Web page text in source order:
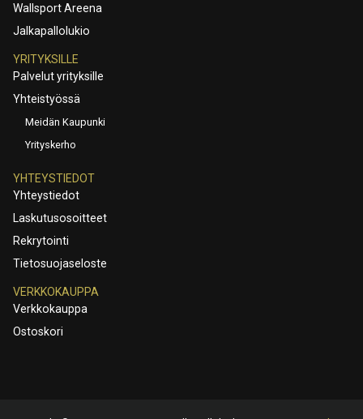
Wallsport Areena
Jalkapallolukio
YRITYKSILLE
Palvelut yrityksille
Yhteistyössä
Meidän Kaupunki
Yrityskerho
YHTEYSTIEDOT
Yhteystiedot
Laskutusosoitteet
Rekrytointi
Tietosuojaseloste
VERKKOKAUPPA
Verkkokauppa
Ostoskori